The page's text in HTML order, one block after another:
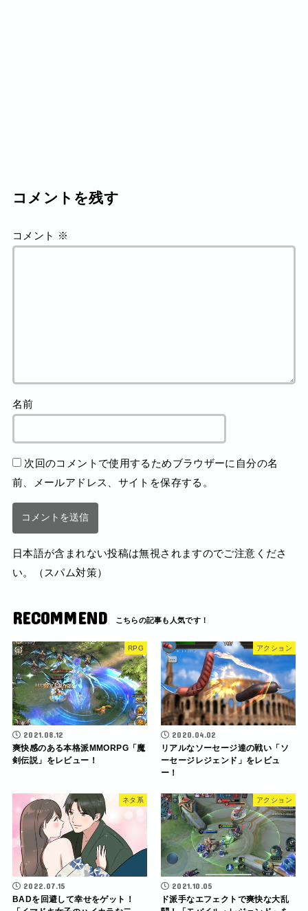
コメントを残す
コメント ※
名前
次回のコメントで使用するためブラウザーに自分の名
前、メールアドレス、サイトを保存する。
日本語が含まれない投稿は無視されますのでご注意くださ
い。（スパム対策）
RECOMMEND
RPG
2021.08.12
爽快感のある本格派MMORPG「魔
剣伝説」をレビュー！
アクション
2020.04.02
リアルなソーセージ達の戦い「ソ
ーセージレジェンド」をレビュ
ー！
ネタ系
2022.07.15
BADを回避して幸せをゲット！
アクション
2021.10.05
ド派手なエフェクトで爽快な大乱